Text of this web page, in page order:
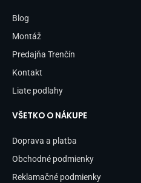
o
k
-
Blog
Montáž
Predajňa Trenčín
Kontakt
Liate podlahy
VŠETKO O NÁKUPE
Doprava a platba
Obchodné podmienky
Reklamačné podmienky